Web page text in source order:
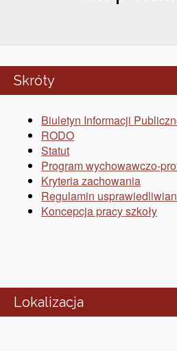
Skróty
Biuletyn Informacji
RODO
Statut
Program wychowawczo-
Kryteria zachowania
Regulamin
Koncepcja pracy szkoły
Lokalizacja